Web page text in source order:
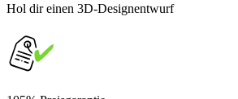
Hol dir einen 3D-Designentwurf